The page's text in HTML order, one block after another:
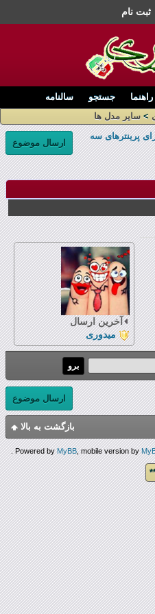
ثبت نام
راهنما جستجو
سالنامه
> سایر مدل ها
ارسال موضوع
پرینترهای سه
آخرین ارسال
میدوری
ارسال موضوع
بازگشت به بالا
Powered byMyBB, mobile version by
.